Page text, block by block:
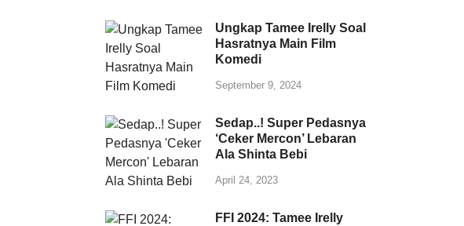
Ungkap Tamee Irelly Soal
Hasratnya Main Film
Komedi
September 9, 2024
Sedap..! Super Pedasnya
‘Ceker Mercon’ Lebaran
Ala Shinta Bebi
April 24, 2023
FFI 2024: Tamee Irelly